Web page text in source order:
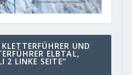
UND
ELBTAL,
2 LINKE SEITE“